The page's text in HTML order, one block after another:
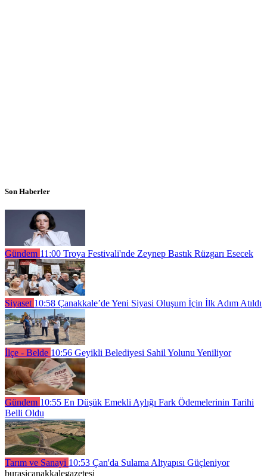
Son Haberler
Gündem 11:00 Troya Festivali'nde Zeynep Bastık Rüzgarı Esecek
Siyaset 10:58 Çanakkale’de Yeni Siyasi Oluşum İçin İlk Adım Atıldı
İlçe - Belde 10:56 Geyikli Belediyesi Sahil Yolunu Yeniliyor
Gündem 10:55 En Düşük Emekli Aylığı Fark Ödemelerinin Tarihi
Belli Oldu
Tarım ve Sanayi 10:53 Çan'da Sulama Altyapısı Güçleniyor
burasicanakkalegazetesi